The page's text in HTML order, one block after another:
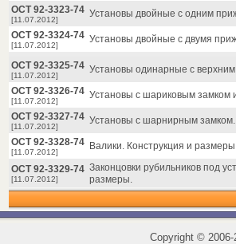
ОСТ 92-3323-74
[11.07.2012]
Установы двойные с одним
ОСТ 92-3324-74
[11.07.2012]
Установы двойные с двумя
ОСТ 92-3325-74
[11.07.2012]
Установы одинарные с
ОСТ 92-3326-74
[11.07.2012]
Установы с шариковым замком
ОСТ 92-3327-74
[11.07.2012]
Установы с шарнирным
ОСТ 92-3328-74
[11.07.2012]
Валики. Конструкция и
ОСТ 92-3329-74
[11.07.2012]
Законцовки рубильников под
размеры.
Copyright ©